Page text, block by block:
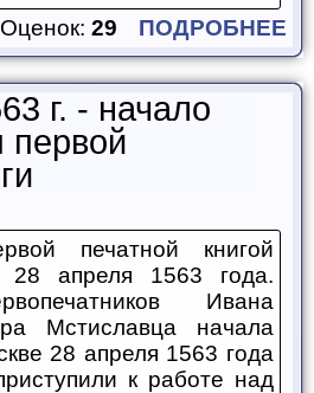
Оценок: 29 ПОДРОБНЕЕ
г. - начало
первой
печатной книгой
28 апреля 1563 года.
Ивана
Мстиславца начала
28 апреля 1563 года
к работе над